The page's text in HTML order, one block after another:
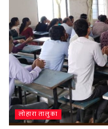
लोहारा तालुका